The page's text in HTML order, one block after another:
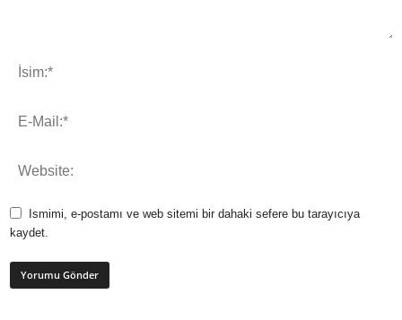
Ismimi, e-postamı ve web sitemi bir dahaki sefere bu tarayıcıya
kaydet.